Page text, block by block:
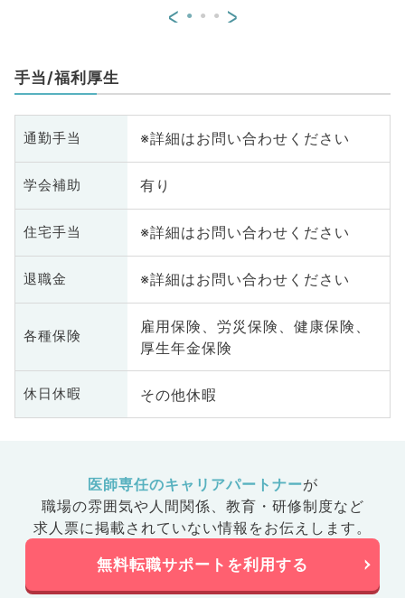
眼科、耳鼻咽喉科、気管食道科、
臓内科、老年内科、血液内科、外
科、乳腺外科、総合診療科、美容
皮膚科、健診・人間ドック、救急
科・ＩＣＵ、病理科、基礎医学
系、膠原病科、スポーツ整形外
科、大腸・肛門外科、産業医、脊
< >
手当/福利厚生
通勤手当 ※詳細はお問い合わせください
学会補助 有り
住宅手当 ※詳細はお問い合わせください
退職金 ※詳細はお問い合わせください
各種保険
雇用保険、労災保険、健康保険、
厚生年金保険
休日休暇 その他休暇
医師専任のキャリアパートナーが
職場の雰囲気や人間関係、 教育・研修制度など
求人票に掲載されていない情報をお伝えします。
無料転職サポートを利用する